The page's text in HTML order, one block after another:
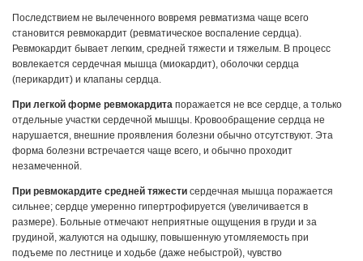
Последствием не вылеченного вовремя ревматизма чаще всего
становится ревмокардит (ревматическое воспаление сердца).
Ревмокардит бывает легким, средней тяжести и тяжелым. В процесс
вовлекается сердечная мышца (миокардит), оболочки сердца
(перикардит) и клапаны сердца.
При легкой форме ревмокардита поражается не все сердце, а только
отдельные участки сердечной мышцы. Кровообращение сердца не
нарушается, внешние проявления болезни обычно отсутствуют. Эта
форма болезни встречается чаще всего, и обычно проходит
незамеченной.
При ревмокардите средней тяжести сердечная мышца поражается
сильнее; сердце умеренно гипертрофируется (увеличивается в
размере). Больные отмечают неприятные ощущения в груди и за
грудиной, жалуются на одышку, повышенную утомляемость при
подъеме по лестнице и ходьбе (даже небыстрой), чувство